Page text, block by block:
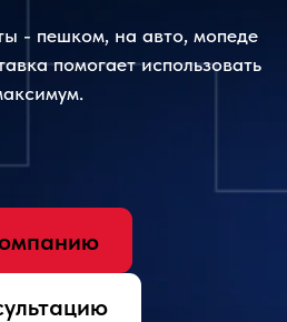
- пешком, на авто, мопеде
помогает использовать